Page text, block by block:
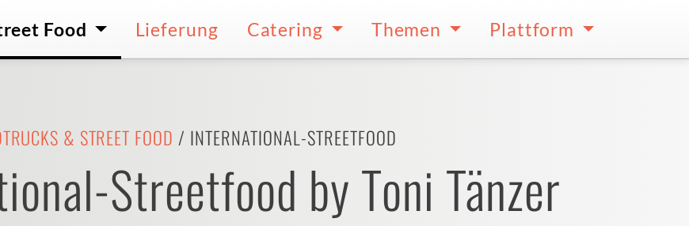
Food Lieferung Catering Themen Plattform
& STREET FOOD / INTERNATIONAL-STREETFOOD
Streetfood by Toni Tänzer